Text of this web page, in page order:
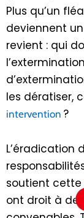
Plus qu’un
deviennent
revient : qui
les dératiser,
intervention ?
L’éradication
soutient
ont droit à